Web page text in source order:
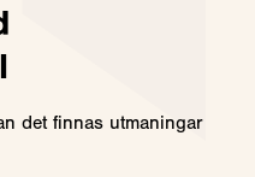
det finnas utmaningar